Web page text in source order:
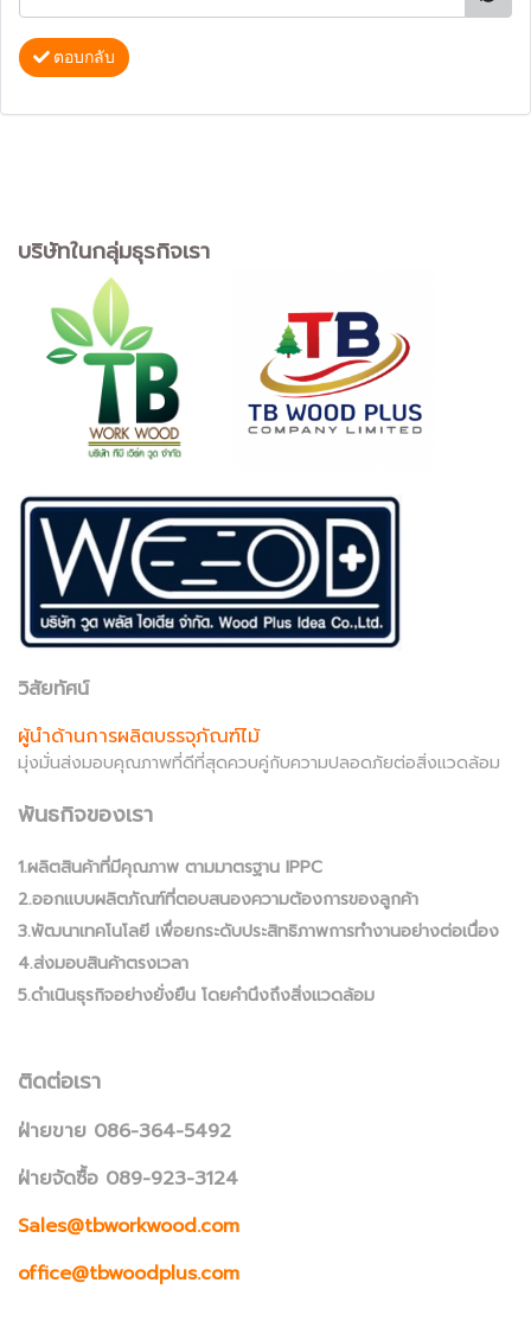
ตอบกลับ
บริษัทในกลุ่มธุรกิจเรา
วิสัยทัศน์
ผู้นำด้านการผลิตบรรจุภัณฑ์ไม้
มุ่งมั่นส่งมอบคุณภาพที่ดีที่สุดควบคู่กับความปลอดภัยต่อสิ่งแวดล้อม
พันธกิจของเรา
1.ผลิตสินค้าที่มีคุณภาพ ตามมาตรฐาน IPPC
2.ออกแบบผลิตภัณฑ์ที่ตอบสนองความต้องการของลูกค้า
3.พัฒนาเทคโนโลยี เพื่อยกระดับประสิทธิภาพการทำงานอย่างต่อเนื่อง
4.ส่งมอบสินค้าตรงเวลา
5.ดำเนินธุรกิจอย่างยั่งยืน โดยคำนึงถึงสิ่งแวดล้อม
ติดต่อเรา
ฝ่ายขาย 086-364-5492
ฝ่ายจัดซื้อ 089-923-3124
Sales@tbworkwood.com
office@tbwoodplus.com